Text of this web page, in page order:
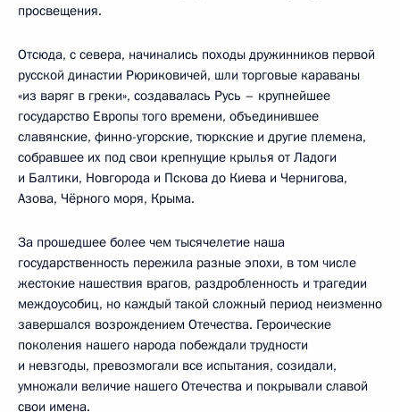
просвещения.
Отсюда, с севера, начинались походы дружинников первой
русской династии Рюриковичей, шли торговые караваны
«из варяг в греки», создавалась Русь – крупнейшее
государство Европы того времени, объединившее
славянские, финно-угорские, тюркские и другие племена,
собравшее их под свои крепнущие крылья от Ладоги
и Балтики, Новгорода и Пскова до Киева и Чернигова,
Азова, Чёрного моря, Крыма.
За прошедшее более чем тысячелетие наша
государственность пережила разные эпохи, в том числе
жестокие нашествия врагов, раздробленность и трагедии
междоусобиц, но каждый такой сложный период неизменно
завершался возрождением Отечества. Героические
поколения нашего народа побеждали трудности
и невзгоды, превозмогали все испытания, созидали,
умножали величие нашего Отечества и покрывали славой
свои имена.